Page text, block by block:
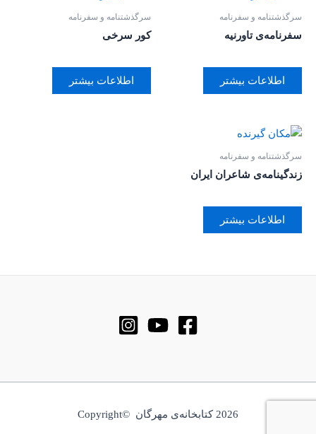
سرگذشتنامه و سفرنامه
سفرنامه‌ی تاورنیه
اطلاعات بیشتر
سرگذشتنامه و سفرنامه
کور سرخی
اطلاعات بیشتر
سرگذشتنامه و سفرنامه
زندگینامه‌ی شاعران ایران
اطلاعات بیشتر
2026 کتابخانه‌ی مهرگان ©Copyright